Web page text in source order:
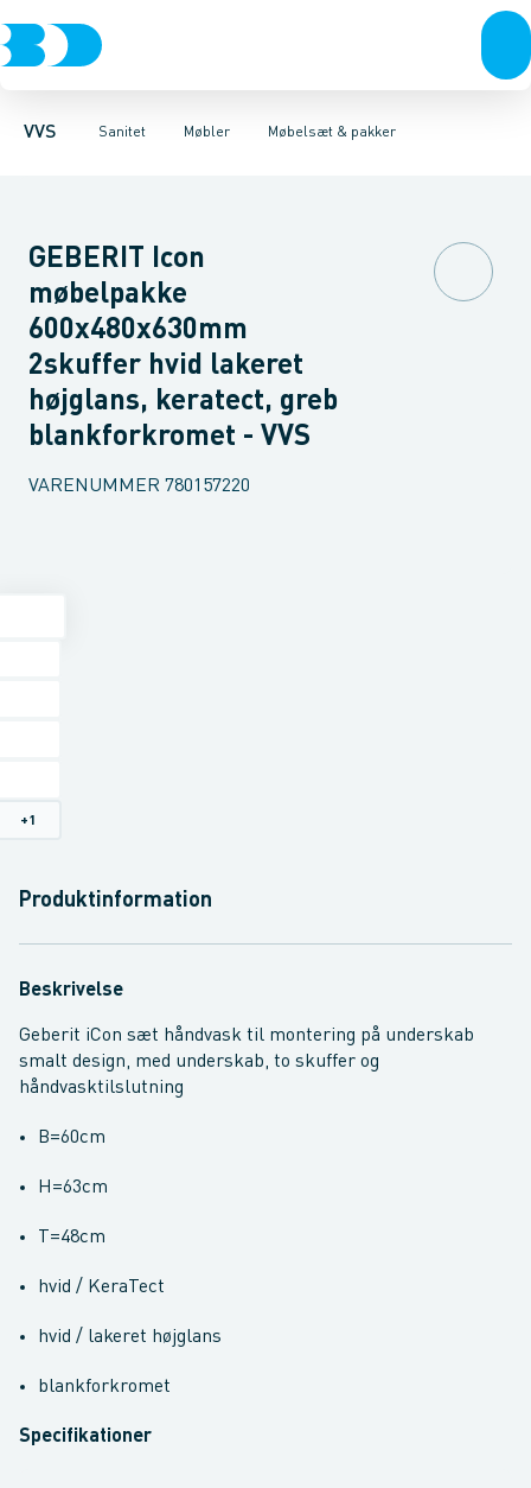
VVS Sanitet
Rør & fittingsPressfittings & rørKuglehaner & ventiler
Møbler
Toiletter, sæder og cisterner VaskeArmaturer
Møbelsæt & pakker
Møbelsæt & pakkerUnderskabeHøjskabeOverskabe
GEBERIT Icon
møbelpakke
600x480x630mm
2skuffer hvid lakeret
højglans, keratect, greb
blankforkromet - VVS
VARENUMMER 780157220
+1
Produktinformation
Beskrivelse
Geberit iCon sæt håndvask til montering på underskab
smalt design, med underskab, to skuffer og
håndvasktilslutning
B=60cm
H=63cm
T=48cm
hvid / KeraTect
hvid / lakeret højglans
blankforkromet
Specifikationer